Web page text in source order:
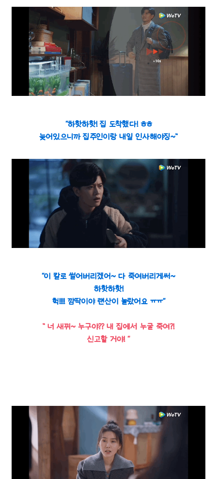
“하핫하핫! 집 도착했다! ㅎㅎ
늦어있으니까 집주인이랑 내일 인사해야징~”
“이 칼로 썰어버리겠어~ 다 죽여버리게써~
하핫하핫!
헉!!!! 깜딱이야 럔산이 놀랐어요 ㅠㅠ“
” 너 새뀌~ 누구야?? 내 집에서 누굴 죽여?!
신고할 거야! “